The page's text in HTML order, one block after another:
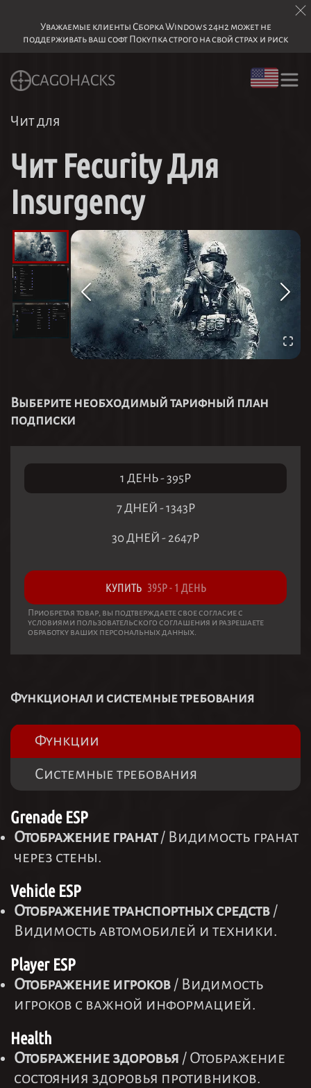
Уважаемые клиенты Сборка Windows 24h2 может не
поддерживать ваш софт Покупка строго на свой страх и риск
CAGOHACKS
Чит для
Чит Fecurity Для
Insurgency
Выберите необходимый тарифный план
подписки
1 ДЕНЬ-395 Р
7 ДНЕЙ -1343 Р
30 ДНЕЙ - 2647Р
КУПИТЬ 395Р- 1 ДЕНЬ
Приобретая товар, вы подтверждаете свое согласие с
условиями пользовательского соглашения и разрешаете
обработку ваших персональных данных.
Функционал и системные требования
Функции
Системные требования
Grenade ESP
Отображение гранат/ Видимость гранат
через стены.
Vehicle ESP
Отображение транспортных средств /
Видимость автомобилей и техники.
Player ESP
Отображение игроков / Видимость
игроков с важной информацией.
Health
Отображение здоровья / Отображение
состояния здоровья противников.